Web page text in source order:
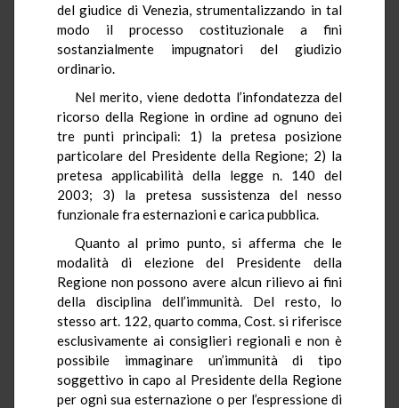
del giudice di Venezia, strumentalizzando in tal
modo il processo costituzionale a fini
sostanzialmente impugnatori del giudizio
ordinario.
Nel merito, viene dedotta l’infondatezza del
ricorso della Regione in ordine ad ognuno dei
tre punti principali: 1) la pretesa posizione
particolare del Presidente della Regione; 2) la
pretesa applicabilità della legge n. 140 del
2003; 3) la pretesa sussistenza del nesso
funzionale fra esternazioni e carica pubblica.
Quanto al primo punto, si afferma che le
modalità di elezione del Presidente della
Regione non possono avere alcun rilievo ai fini
della disciplina dell’immunità. Del resto, lo
stesso art. 122, quarto comma, Cost. si riferisce
esclusivamente ai consiglieri regionali e non è
possibile immaginare un’immunità di tipo
soggettivo in capo al Presidente della Regione
per ogni sua esternazione o per l’espressione di